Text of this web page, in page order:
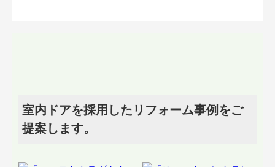
室内ドアを採用したリフォーム事例をご
提案します。